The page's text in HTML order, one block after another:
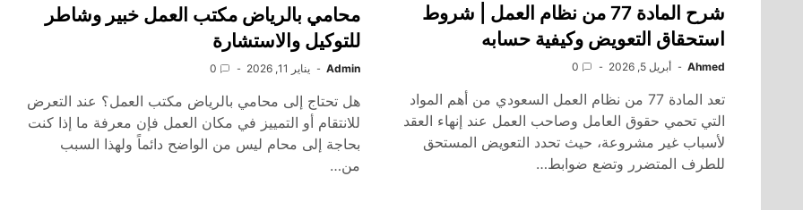
شرح المادة 77 من نظام العمل | شروط
استحقاق التعويض وكيفية حسابه
Ahmed أبريل 5, 2026 0
تعد المادة 77 من نظام العمل السعودي من أهم المواد
التي تحمي حقوق العامل وصاحب العمل عند إنهاء العقد
لأسباب غير مشروعة، حيث تحدد التعويض المستحق
للطرف المتضرر وتضع ضوابط…
محامي بالرياض مكتب العمل خبير وشاطر
للتوكيل والاستشارة
Admin يناير 11, 2026 0
هل تحتاج إلى محامي بالرياض مكتب العمل؟ عند التعرض
للانتقام أو التمييز في مكان العمل فإن معرفة ما إذا كنت
بحاجة إلى محام ليس من الواضح دائماً ولهذا السبب
من…